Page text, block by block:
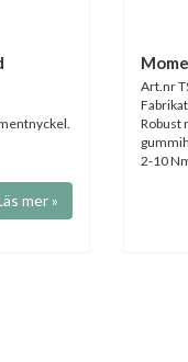
mer »
Art.nr
Fabrikat
Robust
2-10